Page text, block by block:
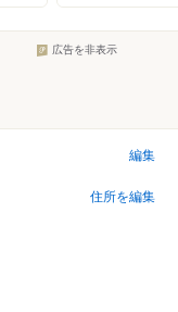
広告を非表示
編集
住所を編集